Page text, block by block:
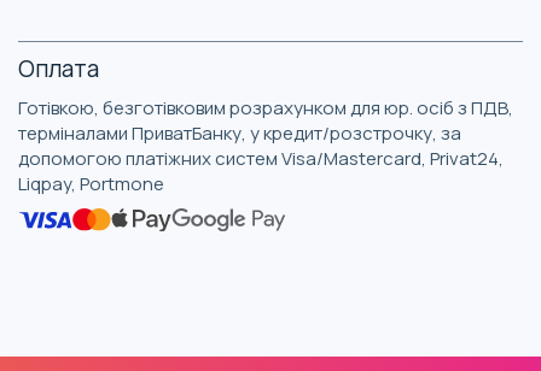
Оплата
Готівкою, безготівковим розрахунком для юр. осіб з ПДВ,
терміналами ПриватБанку, у кредит/розстрочку, за
допомогою платіжних систем Visa/Mastercard, Privat24,
Liqpay, Portmone